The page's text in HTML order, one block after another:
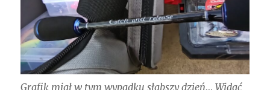
Grafik miał w tym wypadku słabszy dzień… Widać